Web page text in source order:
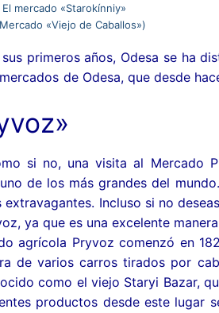
existe.
locales). El sur de Ucrania
Ucraniana”
y el Himno
apátridas
El mercado «Starokínniy»
«Viejo de Caballos»)
primeros años, Odesa se ha
de Odesa, que desde
si no, una visita al Mercado
de los más grandes del
Incluso si no
ya que es una excelente
agrícola Pryvoz comenzó en
de varios carros tirados por
como el viejo Staryi Bazar,
productos desde este lugar